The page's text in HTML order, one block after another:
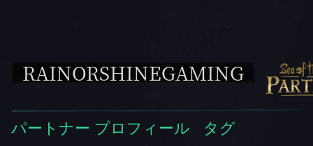
RAINORSHINEGAMING
パートナー プロフィール タグ